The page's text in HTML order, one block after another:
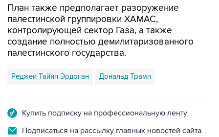
контролирующей сектор Газа, а также
создание полностью демилитаризованного
палестинского государства.
Реджеи Тайип Эрдоган Дональд Трамп
Подписаться на рассылку главных новостей сайта
Получать оперативные новости в официальном